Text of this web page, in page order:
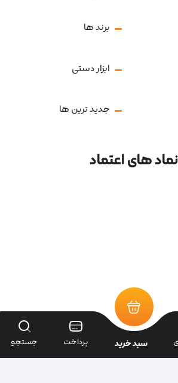
برند ها
ابزار دستی
جدید ترین ها
نماد های اعتماد
سبد خرید پرداخت جستجو